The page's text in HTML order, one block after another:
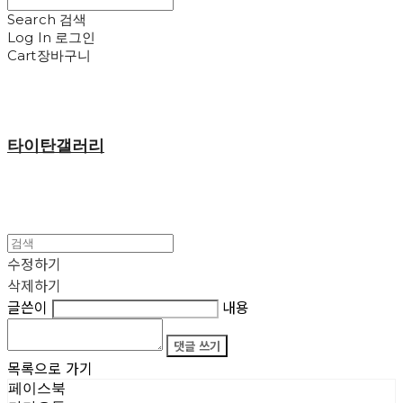
Search 검색
Log In 로그인
Cart장바구니
타이탄갤러리
수정하기
삭제하기
글쓴이
내용
댓글 쓰기
목록으로 가기
페이스북